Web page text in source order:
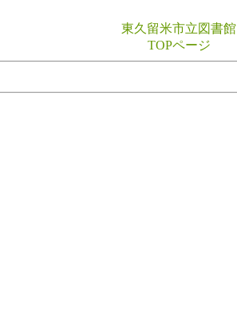
東久留米市立図書館
TOPページ